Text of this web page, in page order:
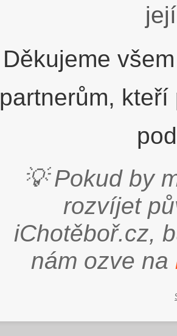
Děkujeme
partnerům,
💡 Pokud by
rozvíjet
iChotěboř.cz,
nám ozve na